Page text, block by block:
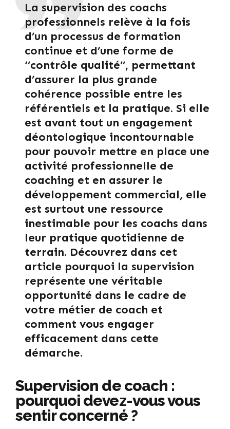
La supervision des coachs
professionnels relève à la fois
d’un processus de formation
continue et d’une forme de
‘’contrôle qualité’’, permettant
d’assurer la plus grande
cohérence possible entre les
référentiels et la pratique. Si elle
est avant tout un engagement
déontologique incontournable
pour pouvoir mettre en place une
activité professionnelle de
coaching et en assurer le
développement commercial, elle
est surtout une ressource
inestimable pour les coachs dans
leur pratique quotidienne de
terrain. Découvrez dans cet
article pourquoi la supervision
représente une véritable
opportunité dans le cadre de
votre métier de coach et
comment vous engager
efficacement dans cette
démarche.
Supervision de coach :
pourquoi devez-vous vous
sentir concerné ?